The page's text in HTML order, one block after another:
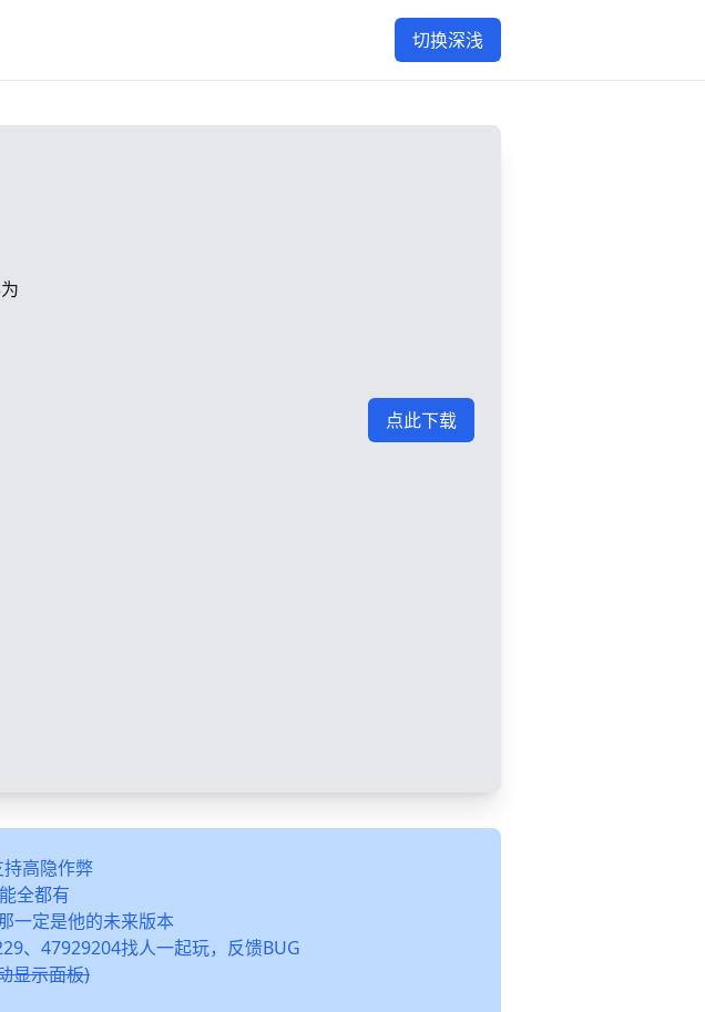
切换深浅
点此下载
高隐作弊
全都有
一定是他的未来版本
、47929204找人一起玩，反馈BUG
显示面板)